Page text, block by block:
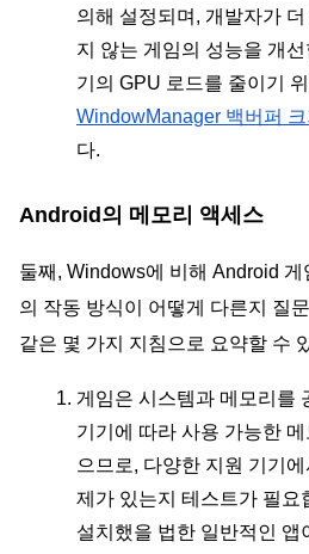
의해 설정되며, 개발자가
지 않는 게임의 성능을 개선
WindowManager 백버퍼 크
다.
Android의 메모리 액세스
둘째, Windows에 비해 Android
의 작동 방식이 어떻게 다른지 질
같은 몇 가지 지침으로 요약할 수
게임은 시스템과 메모리를
기기에 따라 사용 가능한
으므로, 다양한 지원 기기
제가 있는지 테스트가 필요
설치했을 법한 일반적인 앱